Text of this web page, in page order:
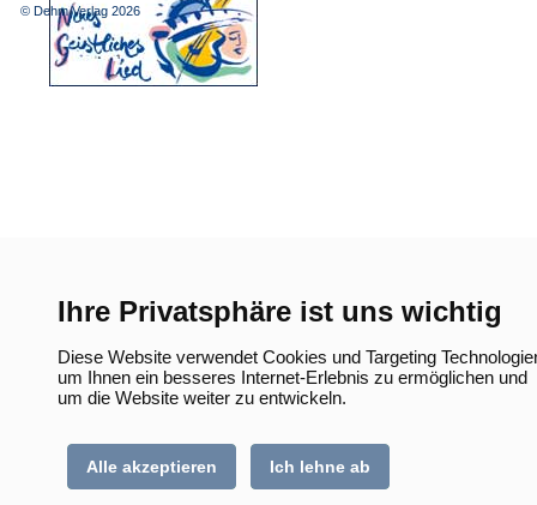
Ihre Privatsphäre ist uns wichtig
Diese Website verwendet Cookies und Targeting
um Ihnen ein besseres Internet-Erlebnis zu ermöglichen und
um die Website weiter zu entwickeln.
Alle akzeptieren Ich lehne ab
© Dehm Verlag 2026